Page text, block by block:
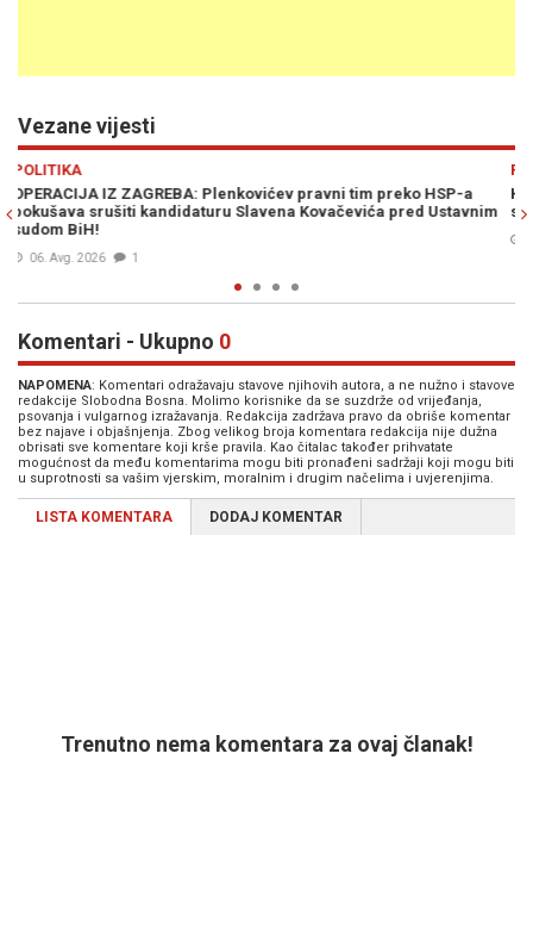
Vezane vijesti
HSP-a
Ustavnim
HRVATSKI MEDIJ PIŠE: "Vučić i Plenković su ista ekipa koja
strancima, vara svoje glasače i rasprodaje državu"
Komentari - Ukupno 0
NAPOMENA: Komentari odražavaju stavove njihovih autora, a ne nužno i stavove
redakcije Slobodna Bosna. Molimo korisnike da se suzdrže od vrijeđanja,
psovanja i vulgarnog izražavanja. Redakcija zadržava pravo da obriše komentar
bez najave i objašnjenja. Zbog velikog broja komentara redakcija nije dužna
obrisati sve komentare koji krše pravila. Kao čitalac također prihvatate
mogućnost da među komentarima mogu biti pronađeni sadržaji koji mogu biti
u suprotnosti sa vašim vjerskim, moralnim i drugim načelima i uvjerenjima.
LISTA KOMENTARA DODAJ KOMENTAR
Trenutno nema komentara za ovaj članak!